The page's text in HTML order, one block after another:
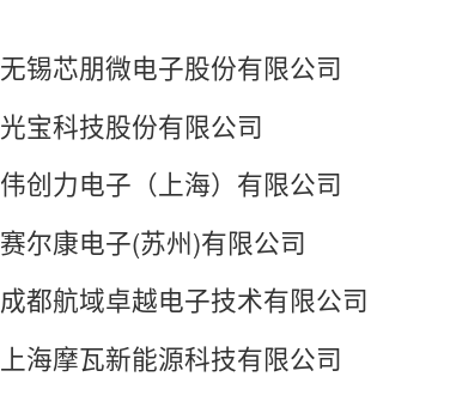
锡芯朋微电子股份有限公司
宝科技股份有限公司
创力电子（上海）有限公司
尔康电子(苏州)有限公司
都航域卓越电子技术有限公司
海摩瓦新能源科技有限公司